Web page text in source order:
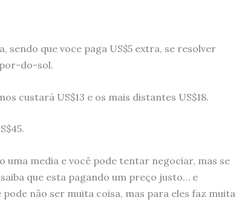
sendo que voce paga US$5 extra, se resolver
do-sol.
custará US$13 e os mais distantes US$18.
uma media e você pode tentar negociar, mas se
que esta pagando um preço justo… e
não ser muita coisa, mas para eles faz muita